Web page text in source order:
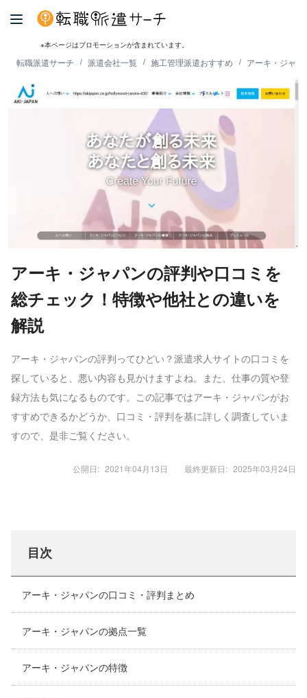
※本ページはプロモーションが含まれています。
転職派遣サーチ 派遣会社一覧 施工管理派遣おすすめ アーキ・ジャ
アーキ・ジャパンの評判や口コミを
総チェック！特徴や他社との違いを
解説
アーキ・ジャパンの評判ってひどい？派遣求人サイトの口コミを
探していると、悪い内容も見かけますよね。また、仕事の質や登
録方法も気になるものです。この記事ではアーキ・ジャパンがお
すすめできるかどうか、口コミ・評判を基に詳しく調査していま
すので、是非ご覧ください。
公開日: 2021年04月13日 最終更新日: 2025年03月24日
目次
アーキ・ジャパンの口コミ・評判まとめ
アーキ・ジャパンの拠点一覧
アーキ・ジャパンの特徴